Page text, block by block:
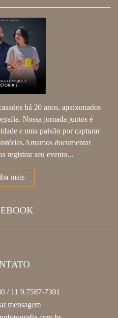
há 20 anos, apaixonados
Nossa jornada juntos é
e uma paixão por capturar
documentar
registrar seu evento...
mais
/ 11 9.7587-7301
mensagem